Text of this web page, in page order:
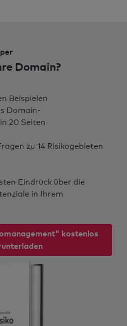
Domain?
Beispielen
Domain-
20 Seiten
zu 14 Risikogebieten
Eindruck über die
in Ihrem
kostenlos